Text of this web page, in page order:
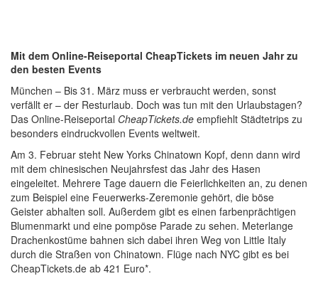
Mit dem Online-Reiseportal CheapTickets im neuen Jahr zu
den besten Events
München – Bis 31. März muss er verbraucht werden, sonst
verfällt er – der Resturlaub. Doch was tun mit den Urlaubstagen?
Das Online-Reiseportal CheapTickets.de empfiehlt Städtetrips zu
besonders eindruckvollen Events weltweit.
Am 3. Februar steht New Yorks Chinatown Kopf, denn dann wird
mit dem chinesischen Neujahrsfest das Jahr des Hasen
eingeleitet. Mehrere Tage dauern die Feierlichkeiten an, zu denen
zum Beispiel eine Feuerwerks-Zeremonie gehört, die böse
Geister abhalten soll. Außerdem gibt es einen farbenprächtigen
Blumenmarkt und eine pompöse Parade zu sehen. Meterlange
Drachenkostüme bahnen sich dabei ihren Weg von Little Italy
durch die Straßen von Chinatown. Flüge nach NYC gibt es bei
CheapTickets.de ab 421 Euro*.